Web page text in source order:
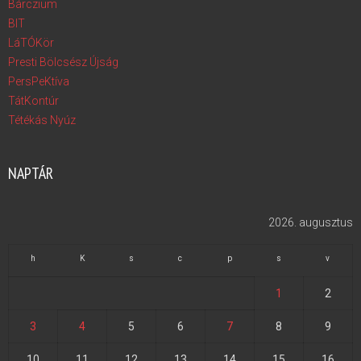
Bárczium
BIT
LáTÓKör
Presti Bölcsész Újság
PersPeKtíva
TátKontúr
Tétékás Nyúz
NAPTÁR
2026. augusztus
h K s c p s v
1 2
3 4 5 6 7 8 9